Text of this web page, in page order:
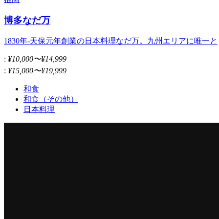
博多なだ万
1830年-天保元年創業の日本料理なだ万。九州エリアに唯一と
: ¥10,000〜¥14,999
: ¥15,000〜¥19,999
和食
和食（その他）
日本料理